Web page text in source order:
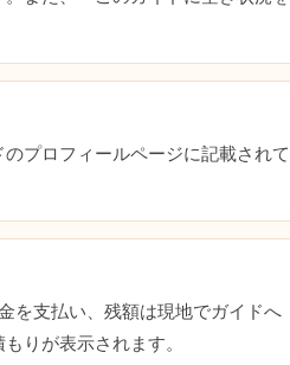
プロフィールページに記載されて
を支払い、残額は現地でガイドへ
りが表示されます。